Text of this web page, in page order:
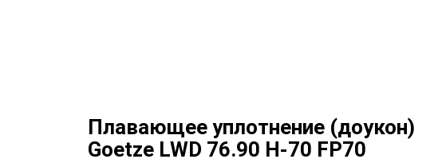
Плавающее уплотнение (доукон)
Goetze LWD 76.90 H-70 FP70